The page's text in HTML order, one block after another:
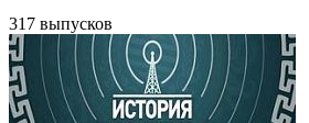
317 выпусков